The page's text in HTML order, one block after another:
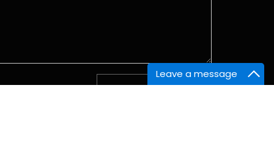
Leave a message